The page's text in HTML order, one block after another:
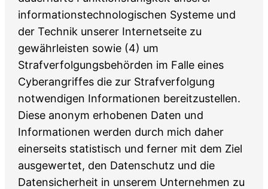
informationstechnologischen Systeme und
der Technik unserer Internetseite zu
gewährleisten sowie (4) um
Strafverfolgungsbehörden im Falle eines
Cyberangriffes die zur Strafverfolgung
notwendigen Informationen bereitzustellen.
Diese anonym erhobenen Daten und
Informationen werden durch mich daher
einerseits statistisch und ferner mit dem Ziel
ausgewertet, den Datenschutz und die
Datensicherheit in unserem Unternehmen zu